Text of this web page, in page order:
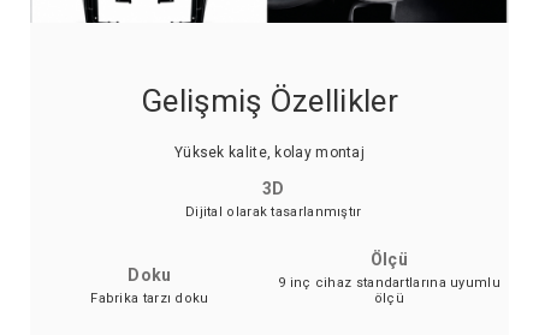
Gelişmiş Özellikler
Yüksek kalite, kolay montaj
3D
Dijital olarak tasarlanmıştır
Doku
Fabrika tarzı doku
Ölçü
9 inç cihaz standartlarına uyumlu
ölçü